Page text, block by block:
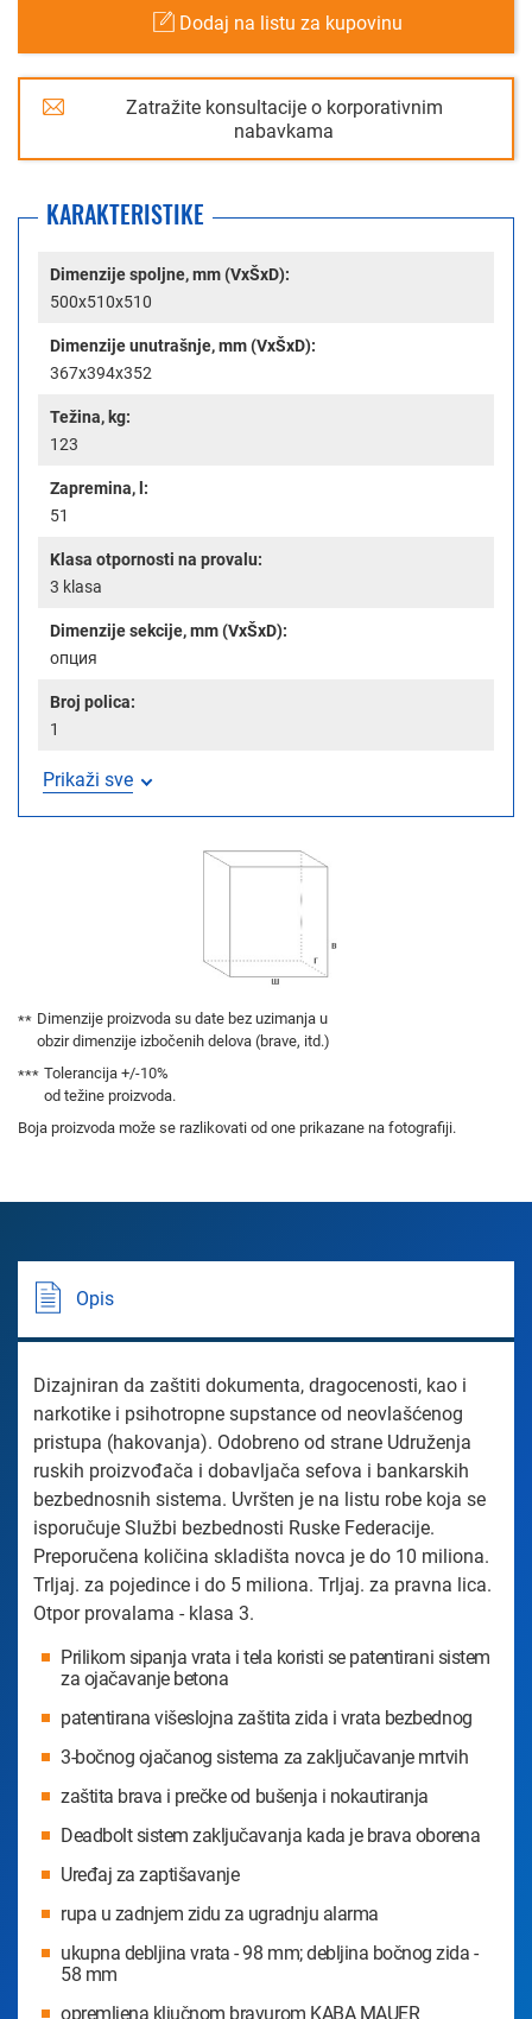
Dodaj na listu za kupovinu
Zatražite konsultacije o korporativnim
nabavkama
KARAKTERISTIKE
Dimenzije spoljne, mm (VxŠxD):
500x510x510
Dimenzije unutrašnje, mm (VxŠxD):
367x394x352
Težina, kg:
123
Zapremina, l:
51
Klasa otpornosti na provalu:
3 klasa
Dimenzije sekcije, mm (VxŠxD):
опция
Broj polica:
1
Prikaži sve
Dimenzije proizvoda su date bez uzimanja u
obzir dimenzije izbočenih delova (brave, itd.)
Tolerancija +/-10%
od težine proizvoda.
Boja proizvoda može se razlikovati od one prikazane na fotografiji.
Opis
Dizajniran da zaštiti dokumenta, dragocenosti, kao i
narkotike i psihotropne supstance od neovlašćenog
pristupa (hakovanja). Odobreno od strane Udruženja
ruskih proizvođača i dobavljača sefova i bankarskih
bezbednosnih sistema. Uvršten je na listu robe koja se
isporučuje Službi bezbednosti Ruske Federacije.
Preporučena količina skladišta novca je do 10 miliona.
Trljaj. za pojedince i do 5 miliona. Trljaj. za pravna lica.
Otpor provalama - klasa 3.
Prilikom sipanja vrata i tela koristi se patentirani sistem
za ojačavanje betona
patentirana višeslojna zaštita zida i vrata bezbednog
3-bočnog ojačanog sistema za zaključavanje mrtvih
zaštita brava i prečke od bušenja i nokautiranja
Deadbolt sistem zaključavanja kada je brava oborena
Uređaj za zaptišavanje
rupa u zadnjem zidu za ugradnju alarma
ukupna debljina vrata - 98 mm; debljina bočnog zida -
58 mm
opremljena ključnom bravurom KABA MAUER